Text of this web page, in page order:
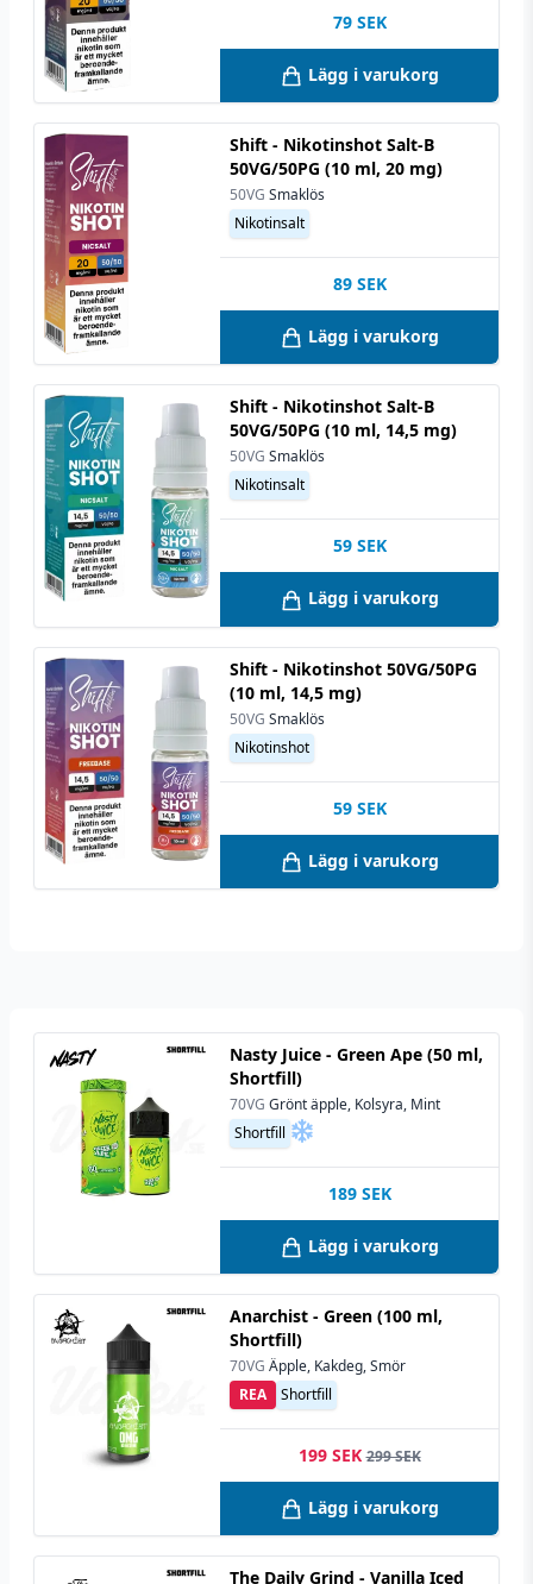
79 SEK
Lägg i varukorg
Shift - Nikotinshot Salt-B
50VG/50PG (10 ml, 20 mg)
50VG Smaklös
Nikotinsalt
89 SEK
Lägg i varukorg
Shift - Nikotinshot Salt-B
50VG/50PG (10 ml, 14,5 mg)
50VG Smaklös
Nikotinsalt
59 SEK
Lägg i varukorg
Shift - Nikotinshot 50VG/50PG
(10 ml, 14,5 mg)
50VG Smaklös
Nikotinshot
59 SEK
Lägg i varukorg
Nasty Juice - Green Ape (50 ml,
Shortfill)
70VG Grönt äpple, Kolsyra, Mint
Shortfill
189 SEK
Lägg i varukorg
Anarchist - Green (100 ml,
Shortfill)
70VG Äpple, Kakdeg, Smör
Shortfill
REA
199 SEK 299 SEK
Lägg i varukorg
The Daily Grind - Vanilla Iced